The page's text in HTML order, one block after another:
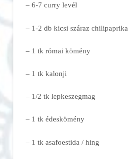
– 6-7 curry levél
– 1-2 db kicsi száraz chilipaprika
– 1 tk római kömény
– 1 tk kalonji
– 1/2 tk lepkeszegmag
– 1 tk édeskömény
– 1 tk asafoestida / hing